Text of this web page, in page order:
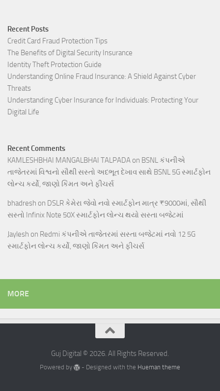
Recent Posts
Credit Card Fraud Protection Tips
The Benefits of Digital Security Insurance
Identity Theft Protection Guide
Understanding Online Fraud Insurance: A Shield Against Cyber
Threats
Understanding Cyber Insurance for Individuals: Protecting Your
Digital Life
Recent Comments
KAMLESHBHAI MANGALBHAI TALPADA on BSNL કંપનીએ
તાજેતરમાં વિશ્વનો સૌથી સસ્તો અદભૂત દેખાવ સાથે BSNL 5G સ્માર્ટફોન
લોન્ચ કર્યો, જાણો કિંમત અને ફીચર્સ
bhadresh on DSLR કેમેરા જેવો નવો સ્માર્ટફોન માત્ર ₹9000માં, સૌથી
સસ્તો Infinix Note 50X સ્માર્ટફોન લોન્ચ થયો સસ્તા બજેટમાં
Jaylesh on Redmi કંપનીએ તાજેતરમાં સસ્તા બજેટમાં નવો 12 5G
સ્માર્ટફોન લોન્ચ કર્યો, જાણો કિંમત અને ફીચર્સ
MORE
Guj Digital © 2026. All Rights Reserved.
Powered by - Designed with the Hueman theme